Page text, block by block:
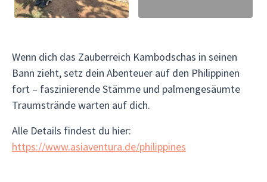
Wenn dich das Zauberreich Kambodschas in seinen
Bann zieht, setz dein Abenteuer auf den Philippinen
fort – faszinierende Stämme und palmengesäumte
Traumstrände warten auf dich.
Alle Details findest du hier:
https://www.asiaventura.de/philippines